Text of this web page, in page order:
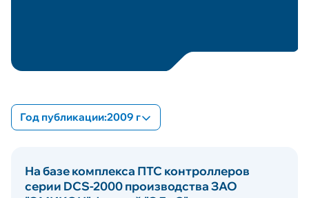
Программное обеспечение
Пресс центр
Вакансии
Год публикации:2009 г
2025
2024
На базе комплекса ПТС контроллеров
серии DCS-2000 производства ЗАО